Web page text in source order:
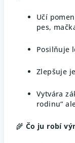
Učí
pes,
Posilňuje
Zlepšuje
Vytvára
rodinu“
🌾 Čo ju robí